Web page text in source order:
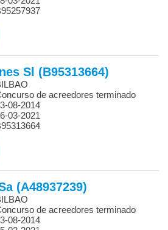
Sl (B95313664)
de acreedores terminado
08-2014
03-2021
(A48937239)
de acreedores terminado
08-2014